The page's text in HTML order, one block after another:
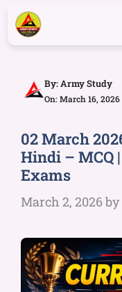
By:Army Study
On: March 16, 2026
02 March
Hindi – MCQ
Exams
March 2, 2026by